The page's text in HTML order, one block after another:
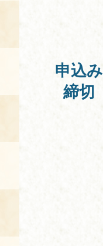
申込み
締切